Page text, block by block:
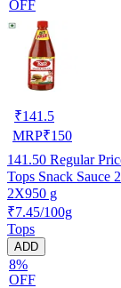
OFF
₹141.5
MRP₹150
141.50 Regular
Tops Snack Sauce
2X950 g
₹7.45/100g
Tops
ADD
8%
OFF